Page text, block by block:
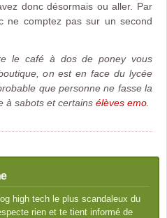
donc désormais ou aller. Par
ne comptez pas sur un second
le café à dos de poney vous
on est en face du lycée
que personne ne fasse la
à sabots et certains élèves emo
high tech le plus scandaleux du
rien et te tient informé de